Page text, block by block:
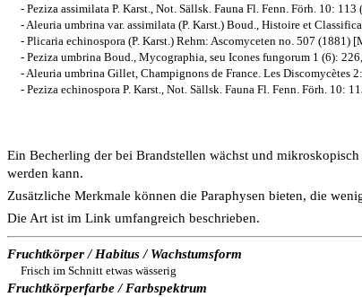
- Peziza assimilata P. Karst., Not. Sällsk. Fauna Fl. Fenn. Förh. 10:
- Aleuria umbrina var. assimilata (P. Karst.) Boud., Histoire et
- Plicaria echinospora (P. Karst.) Rehm: Ascomyceten no. 507 (1881)
- Peziza umbrina Boud., Mycographia, seu Icones fungorum 1 (6):
- Aleuria umbrina Gillet, Champignons de France. Les Discomycètes
- Peziza echinospora P. Karst., Not. Sällsk. Fauna Fl. Fenn. Förh. 10:
Ein Becherling der bei Brandstellen wächst und
werden kann.
Zusätzliche Merkmale können die Paraphysen bieten, die
Die Art ist im Link umfangreich beschrieben.
Fruchtkörper / Habitus / Wachstumsform
Frisch im Schnitt etwas wässerig
Fruchtkörperfarbe / Farbspektrum